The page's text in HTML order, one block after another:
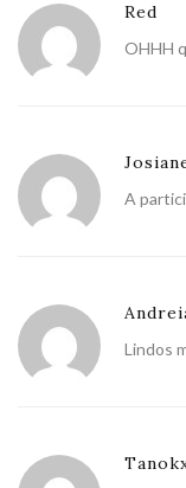
Red
OHHH
A
Lindos